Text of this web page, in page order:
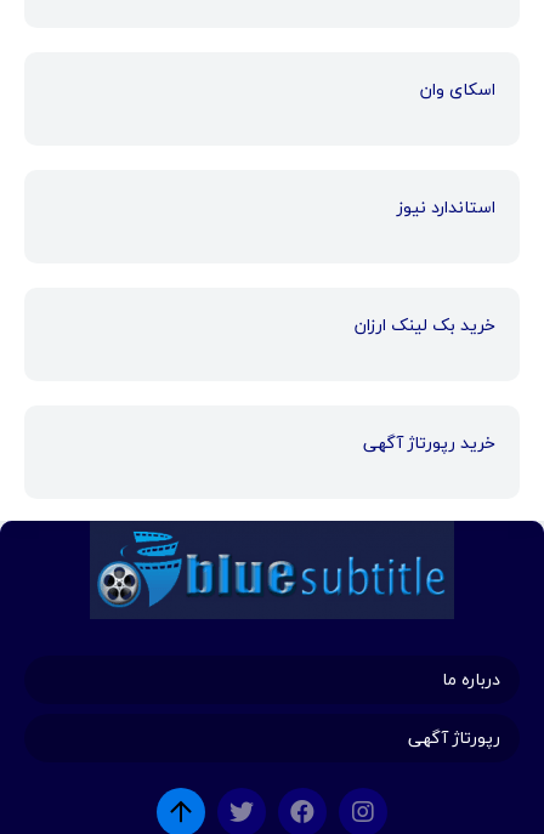
اسکای وان
استاندارد نیوز
خرید بک لینک ارزان
خرید رپورتاژ آگهی
درباره ما
رپورتاژ آگهی